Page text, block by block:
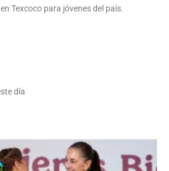
Texcoco para jóvenes del país.
día